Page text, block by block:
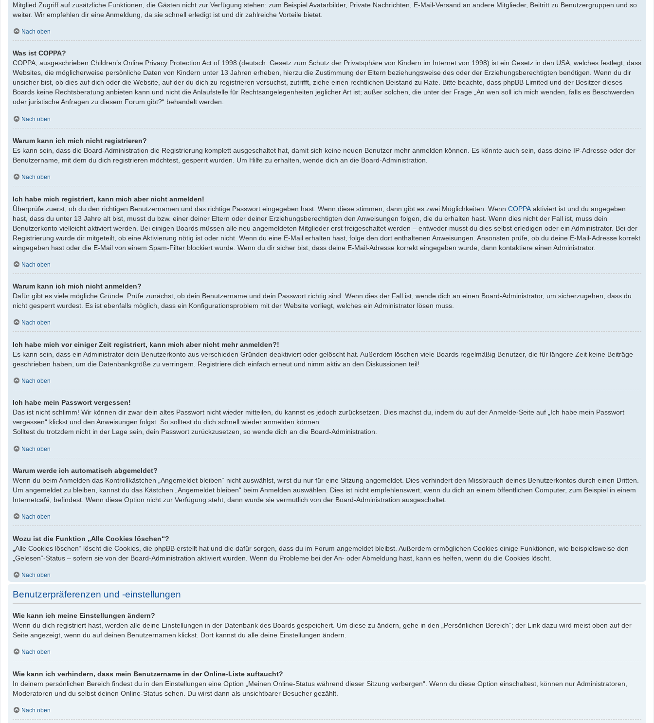
Mitglied Zugriff auf zusätzliche Funktionen, die Gästen nicht zur Verfügung stehen: zum Beispiel Avatarbilder, Private Nachrichten, E-Mail-Versand an andere Mitglieder, Beitritt zu Benutzergruppen und so
weiter. Wir empfehlen dir eine Anmeldung, da sie schnell erledigt ist und dir zahlreiche Vorteile bietet.
Nach oben
Was ist COPPA?
COPPA, ausgeschrieben Children’s Online Privacy Protection Act of 1998 (deutsch: Gesetz zum Schutz der Privatsphäre von Kindern im Internet von 1998) ist ein Gesetz in den USA, welches festlegt, dass
Websites, die möglicherweise persönliche Daten von Kindern unter 13 Jahren erheben, hierzu die Zustimmung der Eltern beziehungsweise des oder der Erziehungsberechtigten benötigen. Wenn du dir
unsicher bist, ob dies auf dich oder die Website, auf der du dich zu registrieren versuchst, zutrifft, ziehe einen rechtlichen Beistand zu Rate. Bitte beachte, dass phpBB Limited und der Besitzer dieses
Boards keine Rechtsberatung anbieten kann und nicht die Anlaufstelle für Rechtsangelegenheiten jeglicher Art ist; außer solchen, die unter der Frage „An wen soll ich mich wenden, falls es Beschwerden
oder juristische Anfragen zu diesem Forum gibt?“ behandelt werden.
Nach oben
Warum kann ich mich nicht registrieren?
Es kann sein, dass die Board-Administration die Registrierung komplett ausgeschaltet hat, damit sich keine neuen Benutzer mehr anmelden können. Es könnte auch sein, dass deine IP-Adresse oder der
Benutzername, mit dem du dich registrieren möchtest, gesperrt wurden. Um Hilfe zu erhalten, wende dich an die Board-Administration.
Nach oben
Ich habe mich registriert, kann mich aber nicht anmelden!
Überprüfe zuerst, ob du den richtigen Benutzernamen und das richtige Passwort eingegeben hast. Wenn diese stimmen, dann gibt es zwei Möglichkeiten. Wenn COPPA aktiviert ist und du angegeben
hast, dass du unter 13 Jahre alt bist, musst du bzw. einer deiner Eltern oder deiner Erziehungsberechtigten den Anweisungen folgen, die du erhalten hast. Wenn dies nicht der Fall ist, muss dein
Benutzerkonto vielleicht aktiviert werden. Bei einigen Boards müssen alle neu angemeldeten Mitglieder erst freigeschaltet werden – entweder musst du dies selbst erledigen oder ein Administrator. Bei der
Registrierung wurde dir mitgeteilt, ob eine Aktivierung nötig ist oder nicht. Wenn du eine E-Mail erhalten hast, folge den dort enthaltenen Anweisungen. Ansonsten prüfe, ob du deine E-Mail-Adresse korrekt
eingegeben hast oder die E-Mail von einem Spam-Filter blockiert wurde. Wenn du dir sicher bist, dass deine E-Mail-Adresse korrekt eingegeben wurde, dann kontaktiere einen Administrator.
Nach oben
Warum kann ich mich nicht anmelden?
Dafür gibt es viele mögliche Gründe. Prüfe zunächst, ob dein Benutzername und dein Passwort richtig sind. Wenn dies der Fall ist, wende dich an einen Board-Administrator, um sicherzugehen, dass du
nicht gesperrt wurdest. Es ist ebenfalls möglich, dass ein Konfigurationsproblem mit der Website vorliegt, welches ein Administrator lösen muss.
Nach oben
Ich habe mich vor einiger Zeit registriert, kann mich aber nicht mehr anmelden?!
Es kann sein, dass ein Administrator dein Benutzerkonto aus verschieden Gründen deaktiviert oder gelöscht hat. Außerdem löschen viele Boards regelmäßig Benutzer, die für längere Zeit keine Beiträge
geschrieben haben, um die Datenbankgröße zu verringern. Registriere dich einfach erneut und nimm aktiv an den Diskussionen teil!
Nach oben
Ich habe mein Passwort vergessen!
Das ist nicht schlimm! Wir können dir zwar dein altes Passwort nicht wieder mitteilen, du kannst es jedoch zurücksetzen. Dies machst du, indem du auf der Anmelde-Seite auf „Ich habe mein Passwort
vergessen“ klickst und den Anweisungen folgst. So solltest du dich schnell wieder anmelden können.
Solltest du trotzdem nicht in der Lage sein, dein Passwort zurückzusetzen, so wende dich an die Board-Administration.
Nach oben
Warum werde ich automatisch abgemeldet?
Wenn du beim Anmelden das Kontrollkästchen „Angemeldet bleiben“ nicht auswählst, wirst du nur für eine Sitzung angemeldet. Dies verhindert den Missbrauch deines Benutzerkontos durch einen Dritten.
Um angemeldet zu bleiben, kannst du das Kästchen „Angemeldet bleiben“ beim Anmelden auswählen. Dies ist nicht empfehlenswert, wenn du dich an einem öffentlichen Computer, zum Beispiel in einem
Internetcafé, befindest. Wenn diese Option nicht zur Verfügung steht, dann wurde sie vermutlich von der Board-Administration ausgeschaltet.
Nach oben
Wozu ist die Funktion „Alle Cookies löschen“?
„Alle Cookies löschen“ löscht die Cookies, die phpBB erstellt hat und die dafür sorgen, dass du im Forum angemeldet bleibst. Außerdem ermöglichen Cookies einige Funktionen, wie beispielsweise den
„Gelesen“-Status – sofern sie von der Board-Administration aktiviert wurden. Wenn du Probleme bei der An- oder Abmeldung hast, kann es helfen, wenn du die Cookies löscht.
Nach oben
Benutzerpräferenzen und -einstellungen
Wie kann ich meine Einstellungen ändern?
Wenn du dich registriert hast, werden alle deine Einstellungen in der Datenbank des Boards gespeichert. Um diese zu ändern, gehe in den „Persönlichen Bereich“; der Link dazu wird meist oben auf der
Seite angezeigt, wenn du auf deinen Benutzernamen klickst. Dort kannst du alle deine Einstellungen ändern.
Nach oben
Wie kann ich verhindern, dass mein Benutzername in der Online-Liste auftaucht?
In deinem persönlichen Bereich findest du in den Einstellungen eine Option „Meinen Online-Status während dieser Sitzung verbergen“. Wenn du diese Option einschaltest, können nur Administratoren,
Moderatoren und du selbst deinen Online-Status sehen. Du wirst dann als unsichtbarer Besucher gezählt.
Nach oben